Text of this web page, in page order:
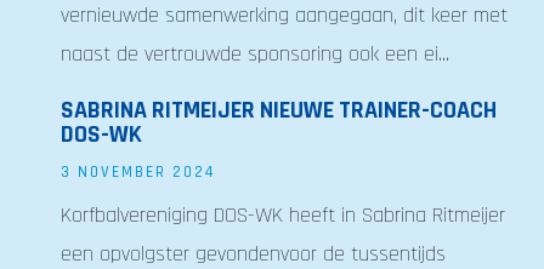
vernieuwde samenwerking aangegaan, dit keer met
naast de vertrouwde sponsoring ook een ei...
SABRINA RITMEIJER NIEUWE TRAINER-COACH
DOS-WK
3 NOVEMBER 2024
Korfbalvereniging DOS-WK heeft in Sabrina Ritmeijer
een opvolgster gevondenvoor de tussentijds